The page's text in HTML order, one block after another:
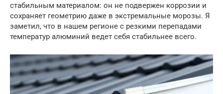
стабильным материалом: он не подвержен коррозии и
сохраняет геометрию даже в экстремальные морозы. Я
заметил, что в нашем регионе с резкими перепадами
температур алюминий ведет себя стабильнее всего.